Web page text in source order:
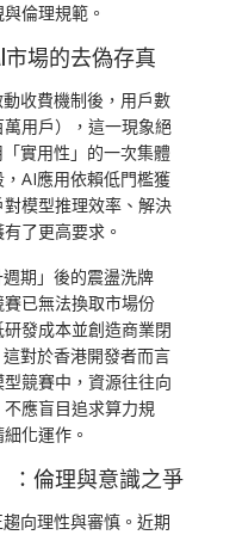
倫理規範。
市場的去偽存真
收費機制後，用戶數
用戶），這一現象絕
實用性」的一次集體
AI應用依賴低門檻獲
模型推理效率、解決
了更高要求。
期」後的震盪洗牌
已無法換取市場份
發成本並創造商業閉
對於香港開發者而言
競賽中，資源往往向
應盲目追求算力規
化運作。
：倫理與意識之爭
向理性與審慎。近期